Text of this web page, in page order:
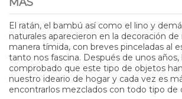
El ratán, el bambú así como el lino y
naturales aparecieron en la decoración de
manera tímida, con breves pinceladas al
tanto nos fascina. Después de unos
comprobado que este tipo de objetos
nuestro ideario de hogar y cada vez es
encontrarlos mezclados con todo tipo de